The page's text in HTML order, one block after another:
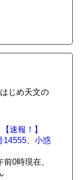
じめ天文の
速報！】
14555、小惑
前0時現在、